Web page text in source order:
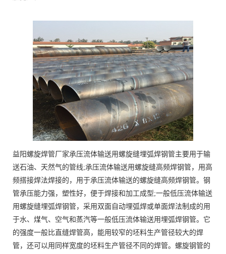
益阳螺旋焊管厂家承压流体输送用螺旋缝埋弧焊钢管主要用于输
送石油、天然气的管线;承压流体输送用螺旋缝高频焊钢管，用高
频搭接焊法焊接的，用于承压流体输送的螺旋缝高频焊钢管。钢
管承压能力强，塑性好，便于焊接和加工成型;一般低压流体输送
用螺旋缝埋弧焊钢管，采用双面自动埋弧焊或单面焊法制成的用
于水、煤气、空气和蒸汽等一般低压流体输送用埋弧焊钢管。它
的强度一般比直缝焊管高，能用较窄的坯料生产管径较大的焊
管，还可以用同样宽度的坯料生产管径不同的焊管。螺旋钢管的